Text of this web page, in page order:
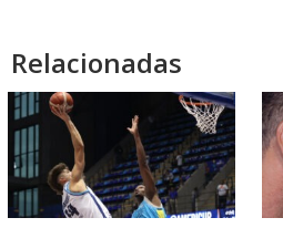
Relacionadas